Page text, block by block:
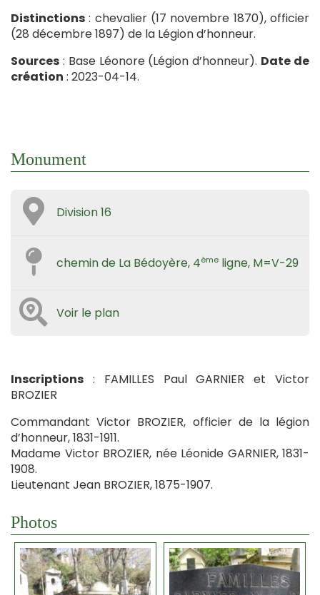
Distinctions : chevalier (17 novembre 1870), officier
(28 décembre 1897) de la Légion d’honneur.
Sources : Base Léonore (Légion d’honneur). Date de
création : 2023-04-14.
Monument
Division 16
chemin de La Bédoyère, 4ème ligne, M=V-29
Voir le plan
Inscriptions : FAMILLES Paul GARNIER et Victor
BROZIER
Commandant Victor BROZIER, officier de la légion
d’honneur, 1831-1911.
Madame Victor BROZIER, née Léonide GARNIER, 1831-
1908.
Lieutenant Jean BROZIER, 1875-1907.
Photos